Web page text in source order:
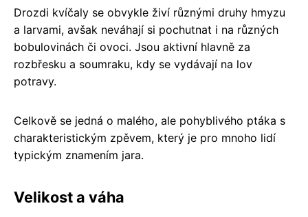
Drozdi kvíčaly se obvykle živí různými druhy hmyzu
a larvami, avšak neváhají si pochutnat i na různých
bobulovinách či ovoci. Jsou aktivní hlavně za
rozbřesku a soumraku, kdy se vydávají na lov
potravy.
Celkově se jedná o malého, ale pohyblivého ptáka s
charakteristickým zpěvem, který je pro mnoho lidí
typickým znamením jara.
Velikost a váha